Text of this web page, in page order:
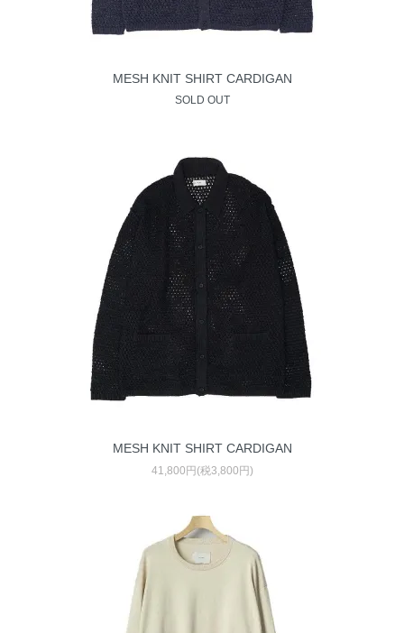
MESH KNIT SHIRT CARDIGAN
SOLD OUT
MESH KNIT SHIRT CARDIGAN
41,800円(税3,800円)